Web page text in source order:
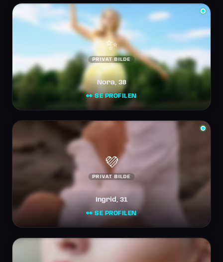
✨
PRIVAT BILDE
Nora, 38
👀 SE PROFILEN
💜
PRIVAT BILDE
Ingrid, 31
👀 SE PROFILEN